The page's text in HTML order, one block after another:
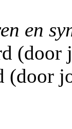
en
(door
(door